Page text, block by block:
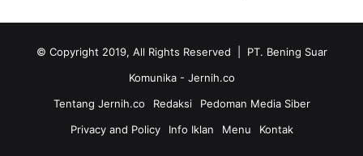
© Copyright 2019, All Rights Reserved | PT. Bening Suar
Komunika - Jernih.co
Tentang Jernih.co
Redaksi
Pedoman Media Siber
Privacy and Policy
Info Iklan Menu Kontak